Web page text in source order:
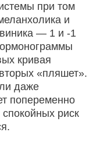
при том
и
— 1 и -1
кривая
«пляшет».
даже
попеременно
спокойных риск